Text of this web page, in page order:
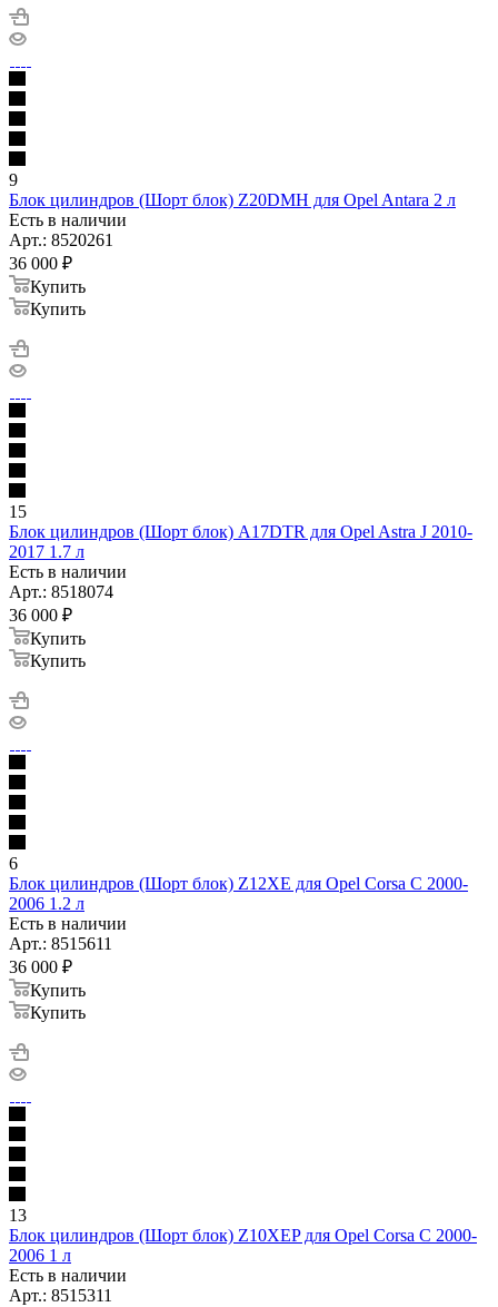
9
Блок цилиндров (Шорт блок) Z20DMH для Opel Antara 2 л
Есть в наличии
Арт.: 8520261
36 000 ₽
Купить
Купить
15
Блок цилиндров (Шорт блок) A17DTR для Opel Astra J 2010-
2017 1.7 л
Есть в наличии
Арт.: 8518074
36 000 ₽
Купить
Купить
6
Блок цилиндров (Шорт блок) Z12XE для Opel Corsa C 2000-
2006 1.2 л
Есть в наличии
Арт.: 8515611
36 000 ₽
Купить
Купить
13
Блок цилиндров (Шорт блок) Z10XEP для Opel Corsa C 2000-
2006 1 л
Есть в наличии
Арт.: 8515311